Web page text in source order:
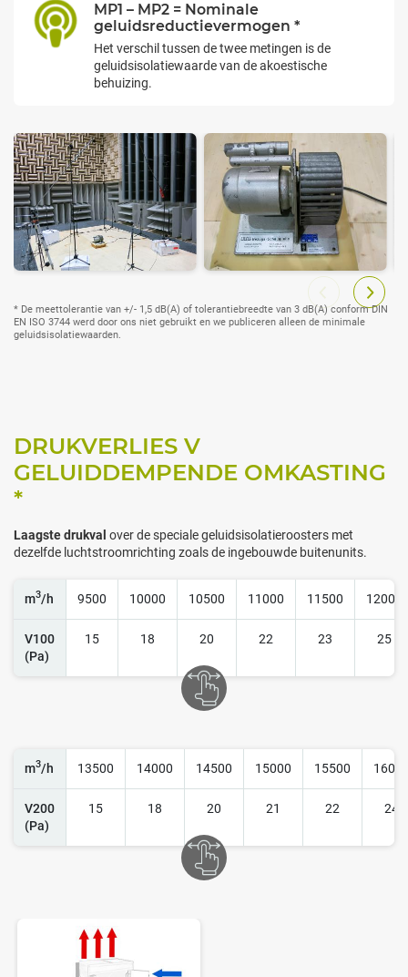
MP1 – MP2 = Nominale
geluidsreductievermogen *
Het verschil tussen de twee metingen is de
geluidsisolatiewaarde van de akoestische
behuizing.
* De meettolerantie van +/- 1,5 dB(A) of tolerantiebreedte van 3 dB(A) conform DIN
EN ISO 3744 werd door ons niet gebruikt en we publiceren alleen de minimale
geluidsisolatiewaarden.
DRUKVERLIES V
GELUIDDEMPENDE OMKASTING
*
Laagste drukval over de speciale geluidsisolatieroosters met
dezelfde luchtstroomrichting zoals de ingebouwde buitenunits.
m3/h 9500 10000 10500 11000 11500 12000
V100
(Pa)
15 18 20 22 23 25
m3/h 13500 14000 14500 15000 15500
V200
(Pa)
15 18 20 21 22 24